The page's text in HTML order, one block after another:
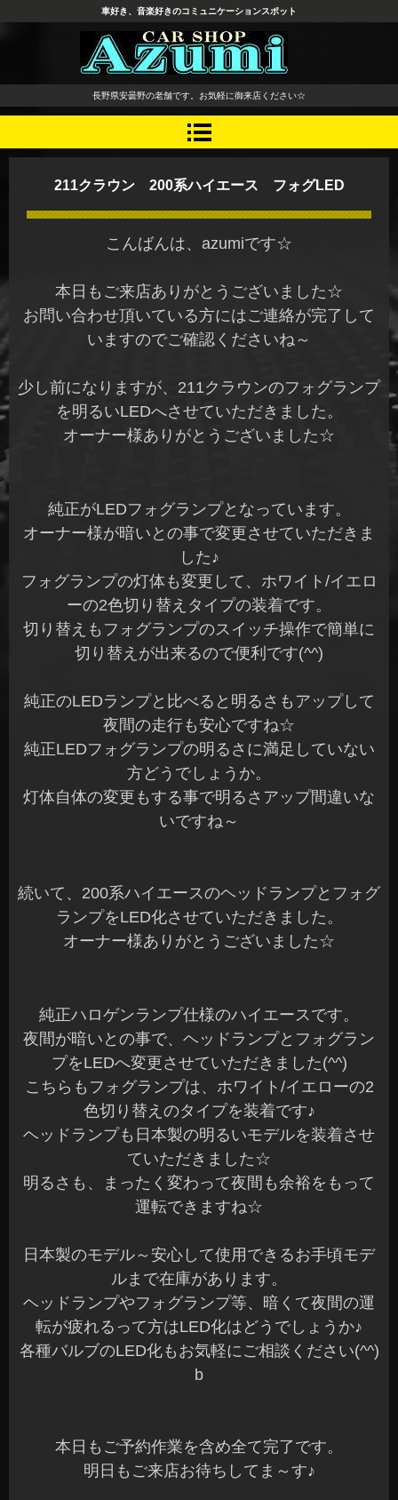
長野県 安曇野市 タイヤ ホ
イール デッドニング カーオ
ーディオ レカロシート
車好き、音楽好きのコミュニケーションスポット
長野県安曇野の老舗です。お気軽に御来店ください☆
211クラウン 200系ハイエース フォグLED
こんばんは、azumiです☆
本日もご来店ありがとうございました☆
お問い合わせ頂いている方にはご連絡が完了して
いますのでご確認くださいね～
少し前になりますが、211クラウンのフォグランプ
を明るいLEDへさせていただきました。
オーナー様ありがとうございました☆
純正がLEDフォグランプとなっています。
オーナー様が暗いとの事で変更させていただきま
した♪
フォグランプの灯体も変更して、ホワイト/イエロ
ーの2色切り替えタイプの装着です。
切り替えもフォグランプのスイッチ操作で簡単に
切り替えが出来るので便利です(^^)
純正のLEDランプと比べると明るさもアップして
夜間の走行も安心ですね☆
純正LEDフォグランプの明るさに満足していない
方どうでしょうか。
灯体自体の変更もする事で明るさアップ間違いな
いですね～
続いて、200系ハイエースのヘッドランプとフォグ
ランプをLED化させていただきました。
オーナー様ありがとうございました☆
純正ハロゲンランプ仕様のハイエースです。
夜間が暗いとの事で、ヘッドランプとフォグラン
プをLEDへ変更させていただきました(^^)
こちらもフォグランプは、ホワイト/イエローの2
色切り替えのタイプを装着です♪
ヘッドランプも日本製の明るいモデルを装着させ
ていただきました☆
明るさも、まったく変わって夜間も余裕をもって
運転できますね☆
日本製のモデル～安心して使用できるお手頃モデ
ルまで在庫があります。
ヘッドランプやフォグランプ等、暗くて夜間の運
転が疲れるって方はLED化はどうでしょうか♪
各種バルブのLED化もお気軽にご相談ください(^^)
b
本日もご予約作業を含め全て完了です。
明日もご来店お待ちしてま～す♪